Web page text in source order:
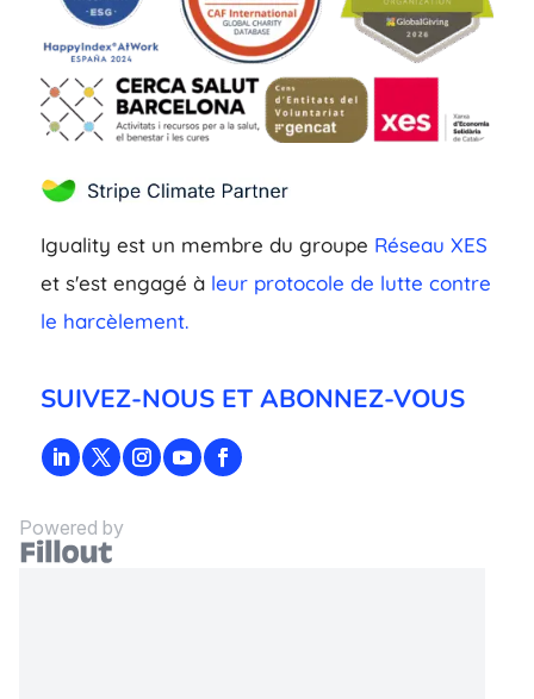
Iguality est un membre du groupe Réseau XES
et s'est engagé à leur protocole de lutte contre
le harcèlement.
SUIVEZ-NOUS ET ABONNEZ-VOUS